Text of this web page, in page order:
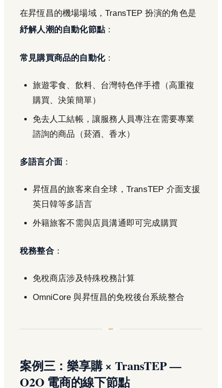
在昇恆昌的機場場域，TransTEP 扮演的角色是
紓解人潮的自動化節點：
常見購買商品的自動化：
旅遊零食、飲料、台灣特色伴手禮（高重複
購買、決策簡單）
免去人工結帳，讓服務人員專注在需要專業
諮詢的商品（菸酒、香水）
多語言介面 ：
昇恆昌的旅客來自全球，TransTEP 介面支援
英日韓等多語言
外籍旅客不需與店員溝通即可完成購買
稅務整合：
免稅商店涉及特殊稅務計算
OmniCore 與昇恆昌的免稅後台系統整合
案例三：樂享購 × TransTEP —
O2O 電商的線下節點